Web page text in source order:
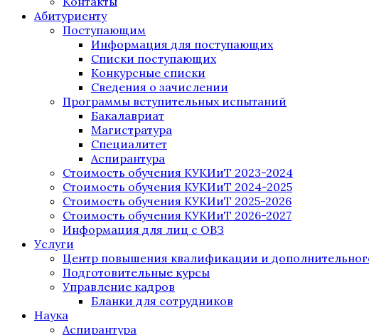
Абитуриенту
Поступающим
Информация для поступающих
Списки поступающих
Конкурсные списки
Сведения о зачислении
Программы вступительных испытаний
Бакалавриат
Магистратура
Специалитет
Аспирантура
Стоимость обучения КУКИиТ 2023-2024
Стоимость обучения КУКИиТ 2024-2025
Стоимость обучения КУКИиТ 2025-2026
Стоимость обучения КУКИиТ 2026-2027
Информация для лиц с ОВЗ
Услуги
Центр повышения квалификации и
Подготовительные курсы
Управление кадров
Бланки для сотрудников
Наука
Аспирантура